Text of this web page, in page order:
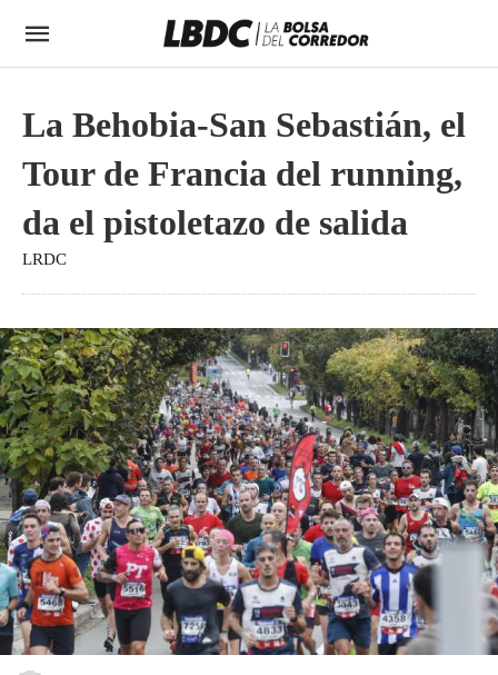
La Behobia-San Sebastián, el
Tour de Francia del running,
da el pistoletazo de salida
LRDC